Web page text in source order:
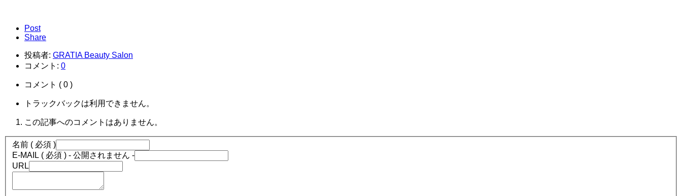
Post
Share
投稿者: GRATIA Beauty Salon
コメント: 0
コメント ( 0 )
トラックバックは利用できません。
この記事へのコメントはありません。
名前 ( 必須 )
E-MAIL ( 必須 ) - 公開されません -
URL